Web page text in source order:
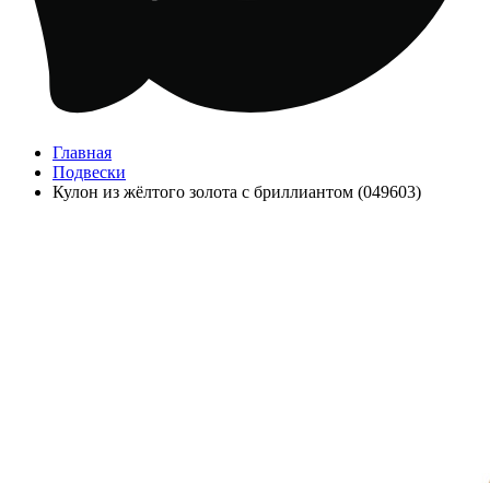
Главная
Подвески
Кулон из жёлтого золота с бриллиантом (049603)